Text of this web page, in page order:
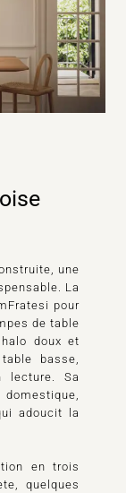
une
La
pour
de table
doux et
basse,
lecture. Sa
adoucit la
en trois
quelques